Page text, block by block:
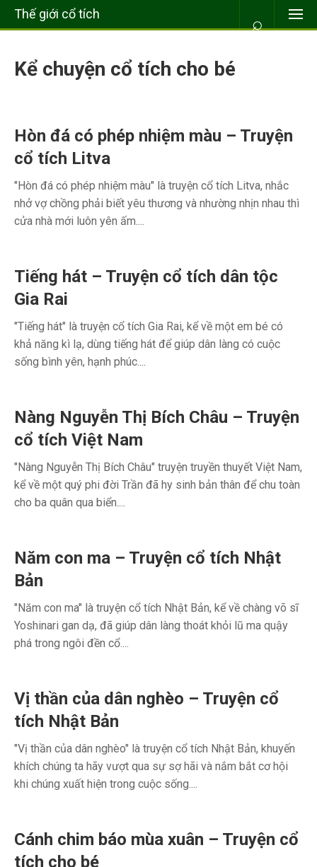
Thế giới cổ tích ⌕
Kể chuyện cổ tích cho bé
Hòn đá có phép nhiệm màu – Truyện
cổ tích Litva
"Hòn đá có phép nhiệm màu" là truyện cổ tích Litva, nhắc
nhở vợ chồng phải biết yêu thương và nhường nhịn nhau thì
cửa nhà mới luôn yên ấm....
Tiếng hát – Truyện cổ tích dân tộc
Gia Rai
"Tiếng hát" là truyện cổ tích Gia Rai, kể về một em bé có
khả năng kì lạ, dùng tiếng hát để giúp dân làng có cuộc
sống bình yên, hạnh phúc....
Nàng Nguyễn Thị Bích Châu – Truyện
cổ tích Việt Nam
"Nàng Nguyễn Thị Bích Châu" truyện truyền thuyết Việt Nam,
kể về một quý phi đời Trần đã hy sinh bản thân để chu toàn
cho ba quân qua biển....
Năm con ma – Truyện cổ tích Nhật
Bản
"Năm con ma" là truyện cổ tích Nhật Bản, kể về chàng võ sĩ
Yoshinari gan dạ, đã giúp dân làng thoát khỏi lũ ma quậy
phá trong ngôi đền cổ....
Vị thần của dân nghèo – Truyện cổ
tích Nhật Bản
"Vị thần của dân nghèo" là truyện cổ tích Nhật Bản, khuyến
khích chúng ta hãy vượt qua sự sợ hãi và nắm bắt cơ hội
khi chúng xuất hiện trong cuộc sống....
Cánh chim báo mùa xuân – Truyện cổ
tích cho bé